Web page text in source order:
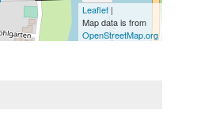
Leaflet |
Map data is from
OpenStreetMap.org